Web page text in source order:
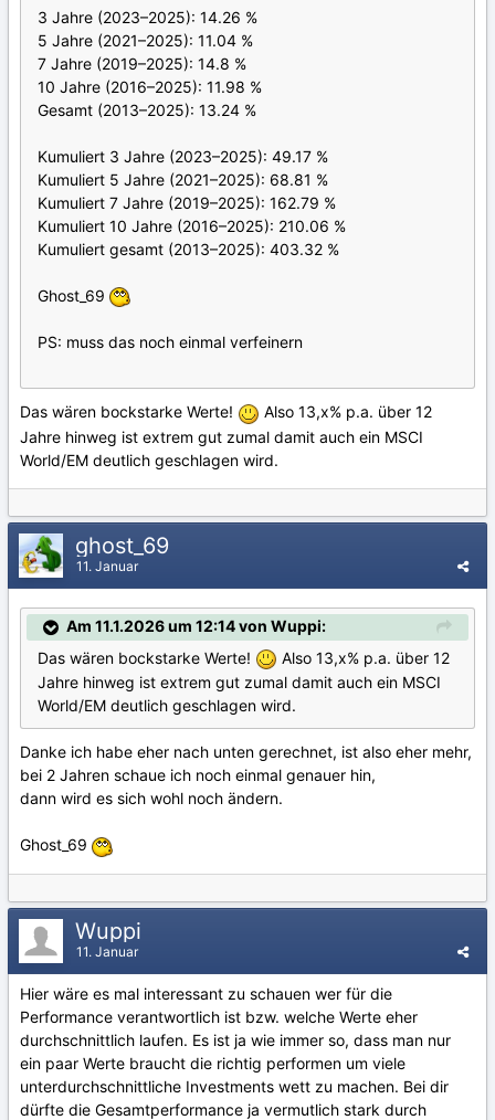
3 Jahre (2023–2025): 14.26 %
5 Jahre (2021–2025): 11.04 %
7 Jahre (2019–2025): 14.8 %
10 Jahre (2016–2025): 11.98 %
Gesamt (2013–2025): 13.24 %
Kumuliert 3 Jahre (2023–2025): 49.17 %
Kumuliert 5 Jahre (2021–2025): 68.81 %
Kumuliert 7 Jahre (2019–2025): 162.79 %
Kumuliert 10 Jahre (2016–2025): 210.06 %
Kumuliert gesamt (2013–2025): 403.32 %
Ghost_69
PS: muss das noch einmal verfeinern
Das wären bockstarke Werte!
Also 13,x% p.a. über 12
Jahre hinweg ist extrem gut zumal damit auch ein MSCI
World/EM deutlich geschlagen wird.
ghost_69
11. Januar
Am 11.1.2026 um 12:14 von Wuppi:
Das wären bockstarke Werte!
Also 13,x% p.a. über 12
Jahre hinweg ist extrem gut zumal damit auch ein MSCI
World/EM deutlich geschlagen wird.
Danke ich habe eher nach unten gerechnet, ist also eher mehr,
bei 2 Jahren schaue ich noch einmal genauer hin,
dann wird es sich wohl noch ändern.
Ghost_69
Wuppi
11. Januar
Hier wäre es mal interessant zu schauen wer für die
Performance verantwortlich ist bzw. welche Werte eher
durchschnittlich laufen. Es ist ja wie immer so, dass man nur
ein paar Werte braucht die richtig performen um viele
unterdurchschnittliche Investments wett zu machen. Bei dir
dürfte die Gesamtperformance ja vermutlich stark durch